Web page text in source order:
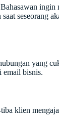
ingin
seseorang
yang
email bisnis.
klien